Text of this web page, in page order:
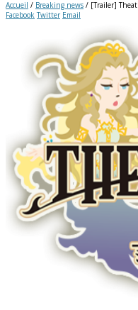
Accueil / Breaking news / [Trailer]
Facebook Twitter Email